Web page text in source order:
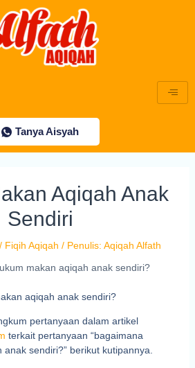
Tanya Aisyah
Aqiqah Anak
Sendiri
/ Fiqih Aqiqah / Penulis: Aqiqah Alfath
aqiqah anak sendiri?
pertanyaan dalam artikel
terkait pertanyaan “bagaimana
anak sendiri?” berikut kutipannya.